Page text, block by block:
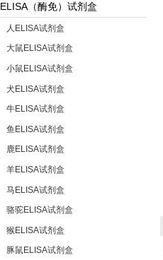
ELISA（酶免）试剂盒
人ELISA试剂盒
大鼠ELISA试剂盒
小鼠ELISA试剂盒
犬ELISA试剂盒
牛ELISA试剂盒
鱼ELISA试剂盒
鹿ELISA试剂盒
羊ELISA试剂盒
马ELISA试剂盒
骆驼ELISA试剂盒
猴ELISA试剂盒
豚鼠ELISA试剂盒